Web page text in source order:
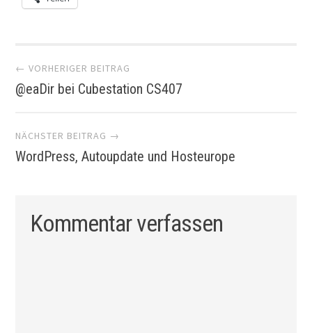
Artikel-
Navigation
← VORHERIGER BEITRAG
@eaDir bei Cubestation CS407
NÄCHSTER BEITRAG →
WordPress, Autoupdate und Hosteurope
Kommentar verfassen